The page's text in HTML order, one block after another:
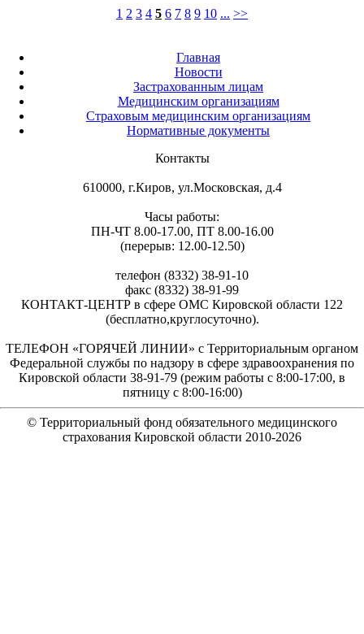
1 2 3 4 5 6 7 8 9 10 ... >>
Главная
Новости
Застрахованным лицам
Медицинским организациям
Страховым медицинским организациям
Нормативные документы
Контакты
610000, г.Киров, ул.Московская, д.4
Часы работы:
ПН-ЧТ 8.00-17.00, ПТ 8.00-16.00
(перерыв: 12.00-12.50)
телефон (8332) 38-91-10
факс (8332) 38-91-99
КОНТАКТ-ЦЕНТР в сфере ОМС Кировской области 122
(бесплатно,круглосуточно).
ТЕЛЕФОН «ГОРЯЧЕЙ ЛИНИИ» с Территориальным органом
Федеральной службы по надзору в сфере здравоохранения по
Кировской области 38-91-79 (режим работы с 8:00-17:00, в
пятницу с 8:00-16:00)
© Территориальный фонд обязательного медицинского
страхования Кировской области 2010-2026